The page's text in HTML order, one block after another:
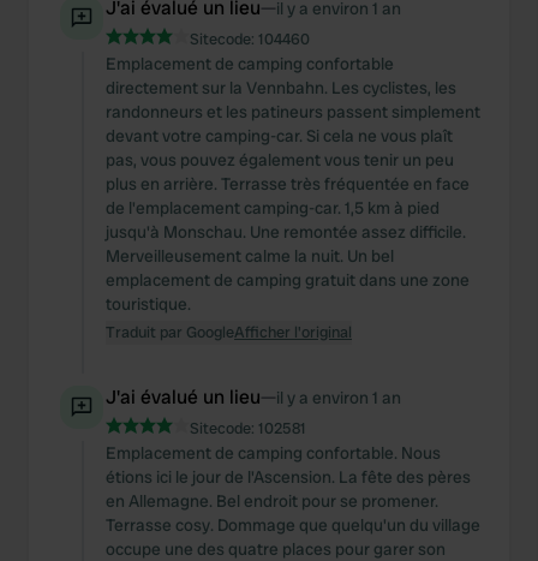
J'ai évalué un lieu—il y a environ 1 an
Sitecode: 104460
Emplacement de camping confortable
directement sur la Vennbahn. Les cyclistes, les
randonneurs et les patineurs passent simplement
devant votre camping-car. Si cela ne vous plaît
pas, vous pouvez également vous tenir un peu
plus en arrière. Terrasse très fréquentée en face
de l'emplacement camping-car. 1,5 km à pied
jusqu'à Monschau. Une remontée assez difficile.
Merveilleusement calme la nuit. Un bel
emplacement de camping gratuit dans une zone
touristique.
Traduit par GoogleAfficher l'original
J'ai évalué un lieu—il y a environ 1 an
Sitecode: 102581
Emplacement de camping confortable. Nous
étions ici le jour de l'Ascension. La fête des pères
en Allemagne. Bel endroit pour se promener.
Terrasse cosy. Dommage que quelqu'un du village
occupe une des quatre places pour garer son